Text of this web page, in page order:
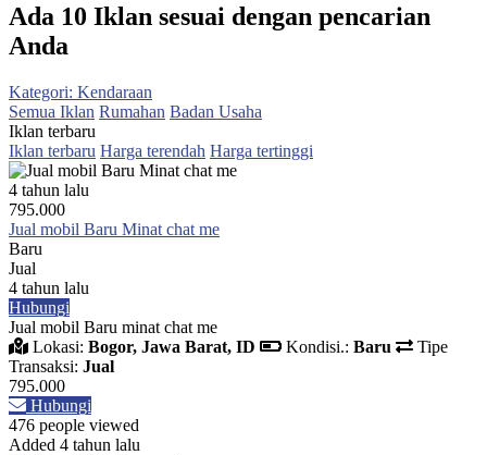
Ada 10 Iklan sesuai dengan pencarian
Anda
Kategori: Kendaraan
Semua Iklan Rumahan Badan Usaha
Iklan terbaru
Iklan terbaru Harga terendah Harga tertinggi
4 tahun lalu
795.000
Jual mobil Baru Minat chat me
Baru
Jual
4 tahun lalu
Hubungi
Jual mobil Baru minat chat me
Lokasi: Bogor, Jawa Barat, ID Kondisi.: Baru
Tipe
Transaksi: Jual
795.000
Hubungi
476 people viewed
Added 4 tahun lalu